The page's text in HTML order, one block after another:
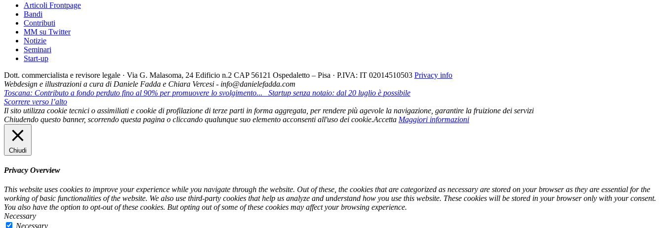
Articoli Frontpage
Bandi
Contributi
MM su Twitter
Notizie
Seminari
Start-up
Dott. commercialista e revisore legale · Via G. Malasoma, 24 Edificio n.2 CAP 56121 Ospedaletto – Pisa · P.IVA: IT 02014510503 Privacy info
Webdesign e illustrazioni a cura di Daniele Fadda e Chiara Vercesi - info@danielefadda.com
Toscana: Contributo a fondo perduto fino al 90% per promuovere lo svolgimento...
Startup senza notaio: dal 20 luglio è possibile
Scorrere verso l’alto
Il sito utilizza cookie tecnici o assimiliati e cookie di profilazione di terze parti in forma aggregata, per rendere più agevole la navigazione, garantire la fruizione dei servizi
Chiudendo questo banner, scorrendo questa pagina o cliccando qualunque suo elemento acconsenti all'uso dei cookie.Accetta Maggiori informazioni
Chiudi
Privacy Overview
This website uses cookies to improve your experience while you navigate through the website. Out of these, the cookies that are categorized as necessary are stored on your browser as they are essential for the
working of basic functionalities of the website. We also use third-party cookies that help us analyze and understand how you use this website. These cookies will be stored in your browser only with your consent.
You also have the option to opt-out of these cookies. But opting out of some of these cookies may affect your browsing experience.
Necessary
Necessary